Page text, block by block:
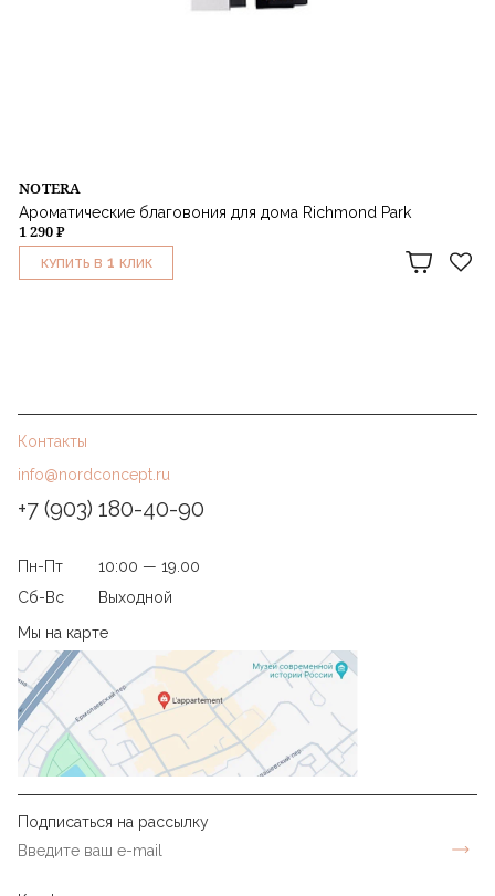
NOTERA
Ароматические благовония для дома Richmond Park
1 290 ₽
КУПИТЬ В 1 КЛИК
Контакты
info@nordconcept.ru
+7 (903) 180-40-90
Пн-Пт
10:00 — 19.00
Сб-Вс
Выходной
Мы на карте
Подписаться на рассылку